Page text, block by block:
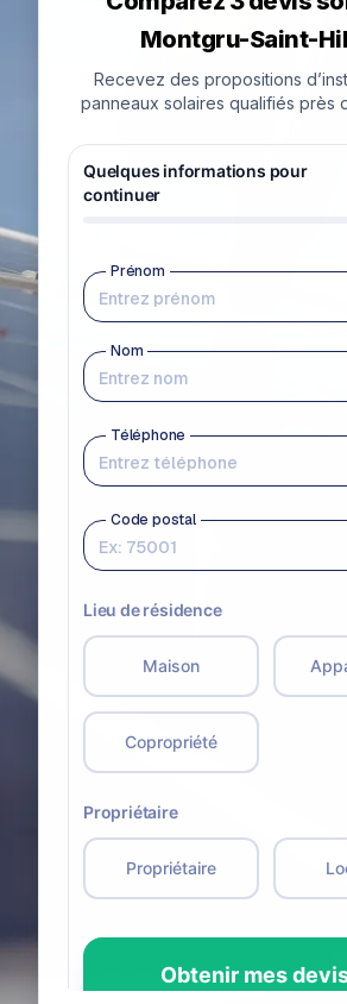
Montgru-Saint-
Recevez des propositions
panneaux solaires qualifiés près